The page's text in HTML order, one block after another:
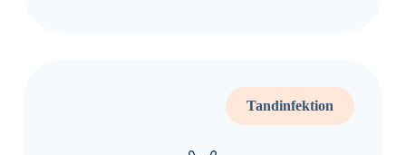
Tandinfektion